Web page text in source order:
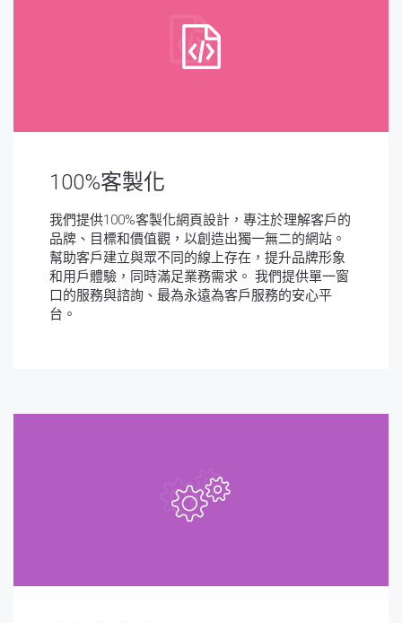
100%客製化
我們提供100%客製化網頁設計，專注於理解客戶的
品牌、目標和價值觀，以創造出獨一無二的網站。
幫助客戶建立與眾不同的線上存在，提升品牌形象
和用戶體驗，同時滿足業務需求。 我們提供單一窗
口的服務與諮詢、最為永遠為客戶服務的安心平
台。